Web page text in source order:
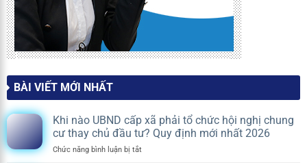
BÀI VIẾT MỚI NHẤT
Khi nào UBND cấp xã phải tổ chức hội nghị chung
cư thay chủ đầu tư? Quy định mới nhất 2026
Chức năng bình luận bị tắtở